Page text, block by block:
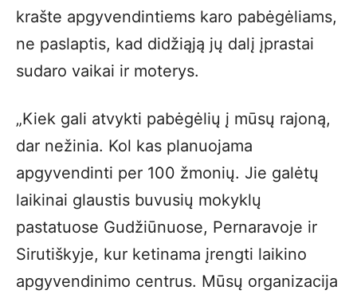
krašte apgyvendintiems karo pabėgėliams,
ne paslaptis, kad didžiąją jų dalį įprastai
sudaro vaikai ir moterys.
„Kiek gali atvykti pabėgėlių į mūsų rajoną,
dar nežinia. Kol kas planuojama
apgyvendinti per 100 žmonių. Jie galėtų
laikinai glaustis buvusių mokyklų
pastatuose Gudžiūnuose, Pernaravoje ir
Sirutiškyje, kur ketinama įrengti laikino
apgyvendinimo centrus. Mūsų organizacija